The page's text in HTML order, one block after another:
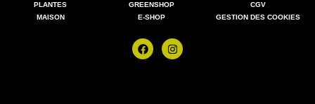
PLANTES
MAISON
GREENSHOP
E-SHOP
CGV
GESTION DES COOKIES